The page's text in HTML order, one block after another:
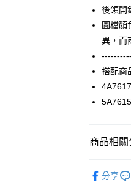
聯邦商
元大商
台新國
台灣樂
相關說明
【關於「
AFTEE
２．便利
３．安心
【「
２．訂單
※ 請注意
絡購買商
ATM付款
運送方式
付款後全
付款後7-
黑貓宅配
後領開
圖檔顏
異，而
搭配商
商品相關
品 分享